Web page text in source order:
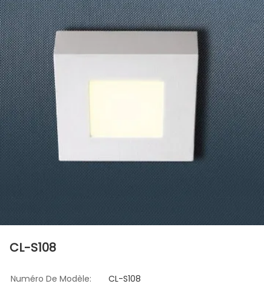
CL-S108
Numéro De Modèle: CL-S108